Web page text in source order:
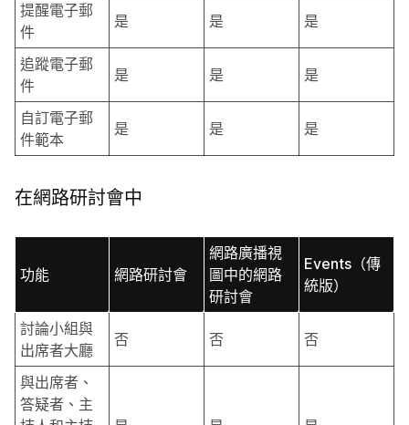
提醒電子郵
件
是 是 是
追蹤電子郵
件
是 是 是
自訂電子郵
件範本
是 是 是
在網路研討會中
功能 網路研討會
網路廣播視
圖中的網路
研討會
Events（傳
統版）
討論小組與
出席者大廳
否 否 否
與出席者、
答疑者、主